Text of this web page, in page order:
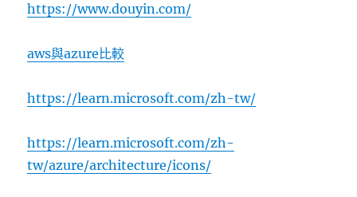
https://www.douyin.com/
aws與azure比較
https://learn.microsoft.com/zh-tw/
https://learn.microsoft.com/zh-
tw/azure/architecture/icons/